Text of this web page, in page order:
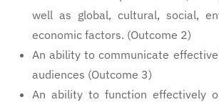
well as global, cultural, social,
economic factors. (Outcome 2)
An ability to communicate
audiences (Outcome 3)
An ability to function effectively